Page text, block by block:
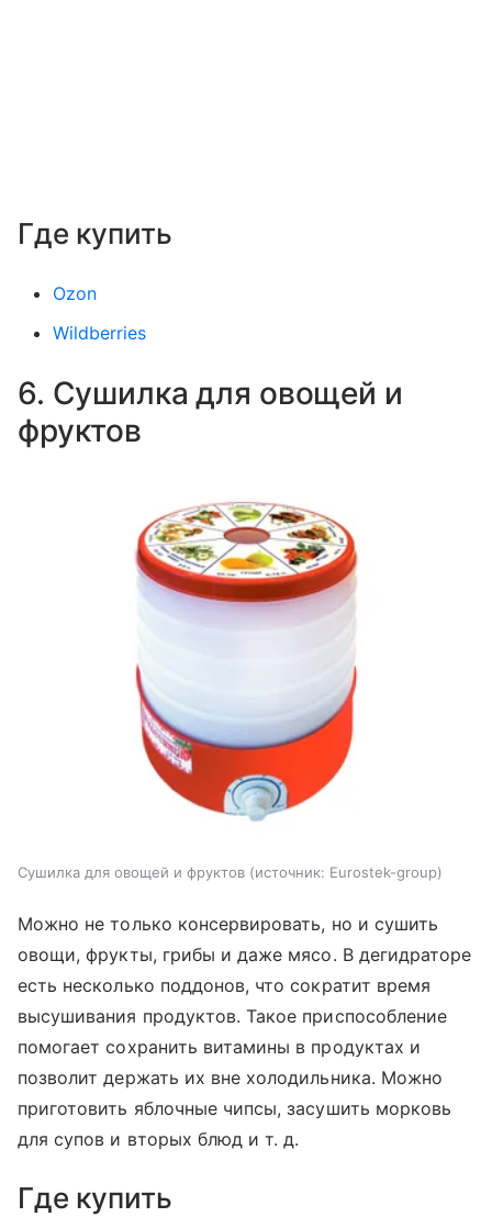
Где купить
Ozon
Wildberries
6. Сушилка для овощей и
фруктов
Сушилка для овощей и фруктов источник: Eurostek-group
Можно не только консервировать, но и сушить
овощи, фрукты, грибы и даже мясо. В дегидраторе
есть несколько поддонов, что сократит время
высушивания продуктов. Такое приспособление
помогает сохранить витамины в продуктах и
позволит держать их вне холодильника. Можно
приготовить яблочные чипсы, засушить морковь
для супов и вторых блюд и т. д.
Где купить